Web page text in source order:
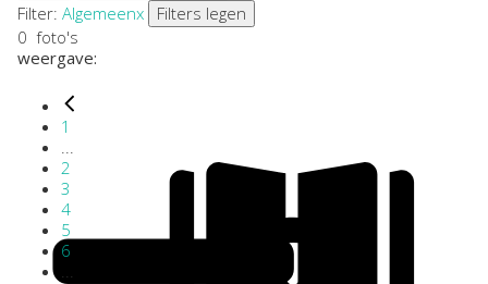
Filter: Algemeenx
Filters legen
0 foto's
weergave:
1
2
3
4
5
6